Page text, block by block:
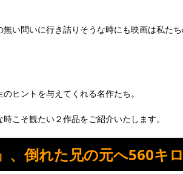
い問いに行き詰りそうな時にも映画は私た
ヒントを与えてくれる名作たち。
こそ観たい２作品をご紹介いたします。
、倒れた兄の元へ560キロ